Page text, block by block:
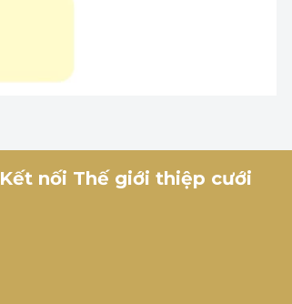
Kết nối Thế giới thiệp cưới